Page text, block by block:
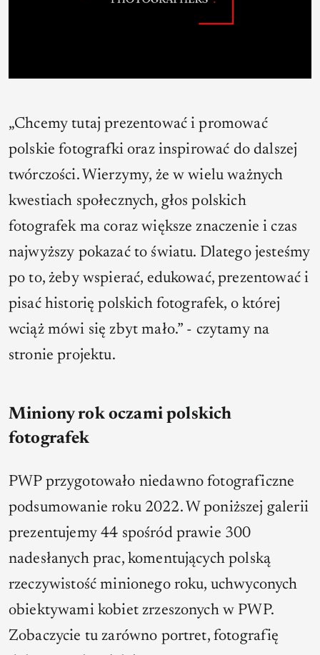
„Chcemy tutaj prezentować i promować
polskie fotografki oraz inspirować do dalszej
twórczości. Wierzymy, że w wielu ważnych
kwestiach społecznych, głos polskich
fotografek ma coraz większe znaczenie i czas
najwyższy pokazać to światu. Dlatego jesteśmy
po to, żeby wspierać, edukować, prezentować i
pisać historię polskich fotografek, o której
wciąż mówi się zbyt mało.” - czytamy na
stronie projektu.
Miniony rok oczami polskich
fotografek
PWP przygotowało niedawno fotograficzne
podsumowanie roku 2022. W poniższej galerii
prezentujemy 44 spośród prawie 300
nadesłanych prac, komentujących polską
rzeczywistość minionego roku, uchwyconych
obiektywami kobiet zrzeszonych w PWP.
Zobaczycie tu zarówno portret, fotografię